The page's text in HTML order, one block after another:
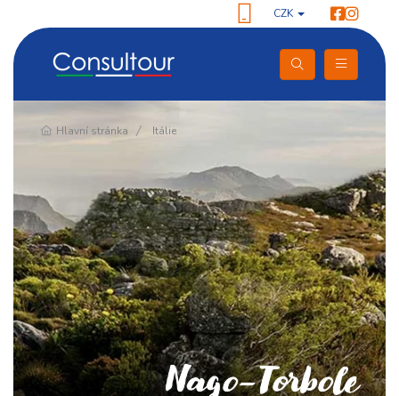
CZK
Hlavní stránka Itálie
Nago-Torbole
Pokračování